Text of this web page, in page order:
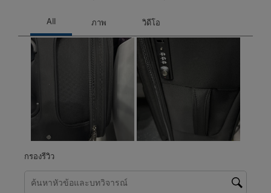
กรองรีวิว
ค้นหาหัวข้อและตรวจสอบภูมิภาคการค้นหา